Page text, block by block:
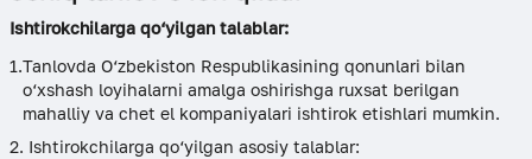
Ishtirokchilarga qo‘yilgan talablar:
Tanlovda O‘zbekiston Respublikasining qonunlari bilan
o‘xshash loyihalarni amalga oshirishga ruxsat berilgan
mahalliy va chet el kompaniyalari ishtirok etishlari mumkin.
Ishtirokchilarga qo‘yilgan asosiy talablar: